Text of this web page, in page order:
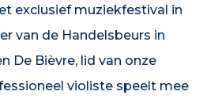
exclusief muziekfestival in
van de Handelsbeurs in
De Bièvre, lid van onze
violiste speelt mee